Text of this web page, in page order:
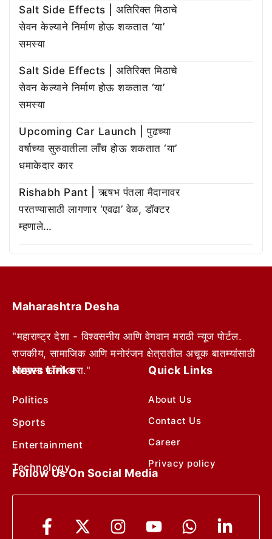
Salt Side Effects | अतिरिक्त मिठाचे
सेवन केल्याने निर्माण होऊ शकतात ‘या’
समस्या
Salt Side Effects | अतिरिक्त मिठाचे
सेवन केल्याने निर्माण होऊ शकतात ‘या’
समस्या
Upcoming Car Launch | पुढच्या
वर्षाच्या सुरुवातीला लाँच होऊ शकतात ‘या’
धमाकेदार कार
Rishabh Pant | ऋषभ पंतला मैदानावर
परतण्यासाठी लागणार ‘एवढा’ वेळ, डॉक्टर
म्हणाले…
Maharashtra Desha
"महाराष्ट्र देशा - विश्वसनीय आणि वेगवान मराठी न्यूज पोर्टल.
राजकीय, सामाजिक आणि मनोरंजन क्षेत्रातील अचूक बातम्यांसाठी
आम्हाला फॉलो करा."
News Links
Politics
Sports
Entertainment
Technology
Quick Links
About Us
Contact Us
Career
Privacy policy
Follow Us On Social Media